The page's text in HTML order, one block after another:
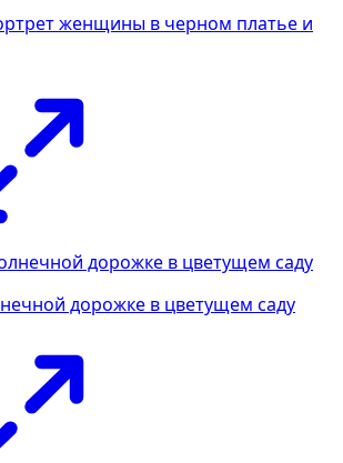
женщины в черном платье и
дорожке в цветущем саду